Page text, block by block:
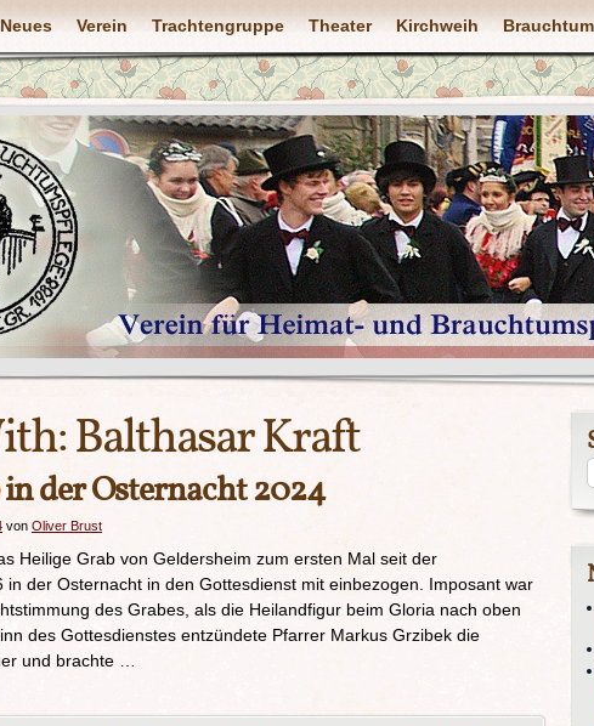
Neues Verein Trachtengruppe Theater Kirchweih Brauchtum
Balthasar Kraft
der Osternacht 2024
von Oliver Brust
Heilige Grab von Geldersheim zum ersten Mal seit der
in der Osternacht in den Gottesdienst mit einbezogen. Imposant war
des Grabes, als die Heilandfigur beim Gloria nach oben
des Gottesdienstes entzündete Pfarrer Markus Grzibek die
und brachte …